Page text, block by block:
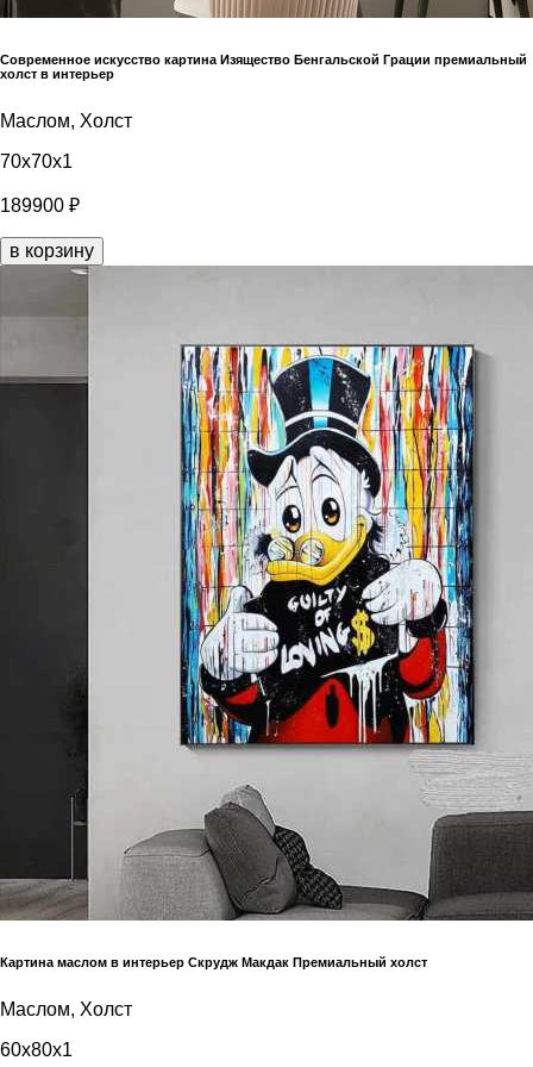
Современное искусство картина Изящество Бенгальской Грации премиальный
холст в интерьер
Маслом, Холст
70x70x1
189900 ₽
в корзину
Картина маслом в интерьер Скрудж Макдак Премиальный холст
Маслом, Холст
60x80x1